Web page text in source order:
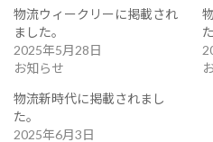
物流ウィークリーに掲載され
ました。
2025年5月28日
お知らせ
物流新時代に掲載されまし
た。
2025年6月3日